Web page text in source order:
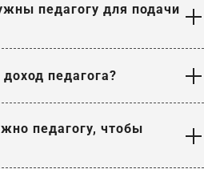
педагогу для подачи
педагога?
педагогу, чтобы